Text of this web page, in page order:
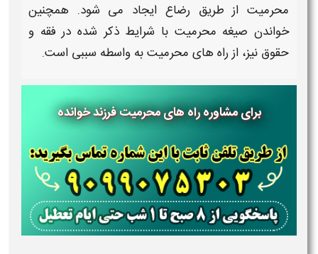
محرمیت از طریق رضاع ایجاد می شود. همچنین
خواندن صیغه محرمیت با شرایط ذکر شده در فقه و
حقوق نیز، ازراه های محرمیتبه واسطه سببی است.
برای مشاوره راه های محرمیت فرزند خوانده